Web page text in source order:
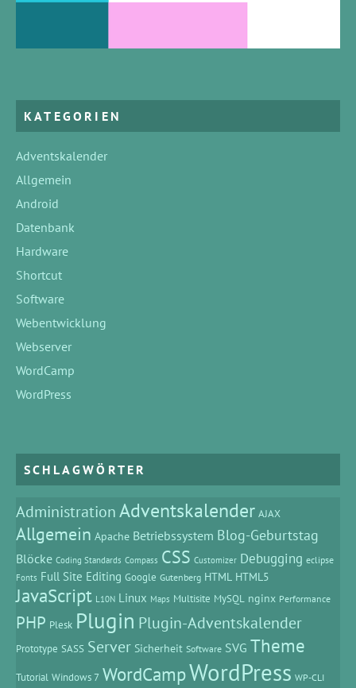
KATEGORIEN
Adventskalender
Allgemein
Android
Datenbank
Hardware
Shortcut
Software
Webentwicklung
Webserver
WordCamp
WordPress
SCHLAGWÖRTER
AdministrationAdventskalender AJAX
Allgemein Apache Betriebssystem Blog-Geburtstag
Blöcke Coding Standards Compass CSS Customizer Debugging eclipse
Fonts Full Site Editing Google Gutenberg HTML HTML5
JavaScript L10N Linux Maps Multisite MySQL nginx Performance
PHP Plesk Plugin Plugin-Adventskalender
Prototype SASS Server Sicherheit Software SVG Theme
Tutorial Windows 7 WordCampWordPress WP-CLI